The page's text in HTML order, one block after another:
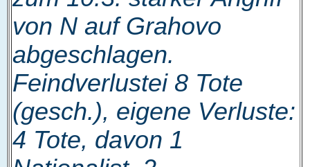
von N auf Grahovo
abgeschlagen.
Feindverlustei 8 Tote
(gesch.), eigene Verluste:
4 Tote, davon 1